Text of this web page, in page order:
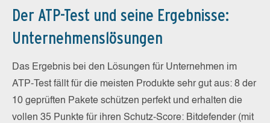
Der ATP-Test und seine Ergebnisse:
Unternehmenslösungen
Das Ergebnis bei den Lösungen für Unternehmen im
ATP-Test fällt für die meisten Produkte sehr gut aus: 8 der
10 geprüften Pakete schützen perfekt und erhalten die
vollen 35 Punkte für ihren Schutz-Score: Bitdefender (mit